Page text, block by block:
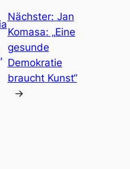
Nächster: Jan
Komasa: „Eine
gesunde
Demokratie
braucht Kunst“
→